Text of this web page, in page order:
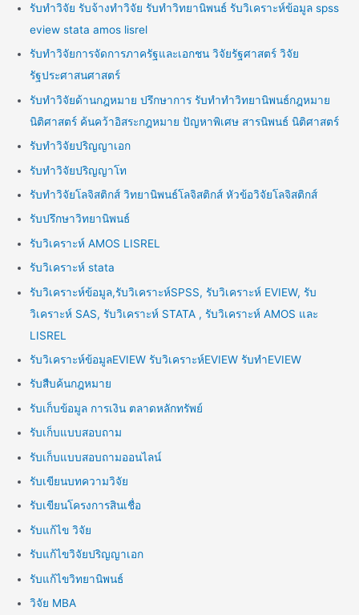
รับทำวิจัย รับจ้างทำวิจัย รับทำวิทยานิพนธ์ รับวิเคราะห์ข้อมูล spss
eview stata amos lisrel
รับทำวิจัยการจัดการภาครัฐและเอกชน วิจัยรัฐศาสตร์ วิจัย
รัฐประศาสนศาสตร์
รับทำวิจัยด้านกฎหมาย ปรึกษาการ รับทำทำวิทยานิพนธ์กฎหมาย
นิติศาสตร์ ค้นคว้าอิสระกฎหมาย ปัญหาพิเศษ สารนิพนธ์ นิติศาสตร์
รับทำวิจัยปริญญาเอก
รับทำวิจัยปริญญาโท
รับทำวิจัยโลจิสติกส์ วิทยานิพนธ์โลจิสติกส์ หัวข้อวิจัยโลจิสติกส์
รับปรึกษาวิทยานิพนธ์
รับวิเคราะห์ AMOS LISREL
รับวิเคราะห์ stata
รับวิเคราะห์ข้อมูล,รับวิเคราะห์SPSS, รับวิเคราะห์ EVIEW, รับ
วิเคราะห์ SAS, รับวิเคราะห์ STATA , รับวิเคราะห์ AMOS และ
LISREL
รับวิเคราะห์ข้อมูลEVIEW รับวิเคราะห์EVIEW รับทำEVIEW
รับสืบค้นกฎหมาย
รับเก็บข้อมูล การเงิน ตลาดหลักทรัพย์
รับเก็บแบบสอบถาม
รับเก็บแบบสอบถามออนไลน์
รับเขียนบทความวิจัย
รับเขียนโครงการสินเชื่อ
รับแก้ไข วิจัย
รับแก้ไขวิจัยปริญญาเอก
รับแก้ไขวิทยานิพนธ์
วิจัย MBA